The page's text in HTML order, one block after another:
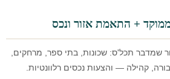
+ התאמת אזור ונכס
שמדבר תכל'ס: שכונות, בתי ספר, מרחקים,
קהילה — והצעות נכסים רלוונטיות.